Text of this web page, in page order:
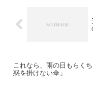
これなら、雨の日もらく
惑を掛けない傘」